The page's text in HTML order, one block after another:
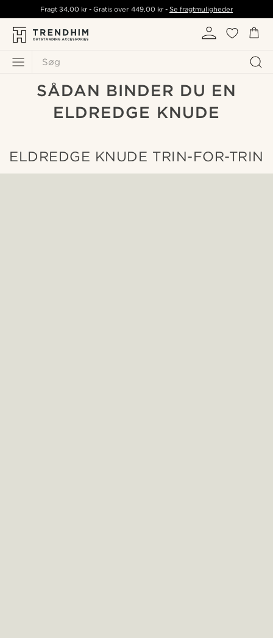
Søg
Fragt34,00 kr - Gratis over 449,00 kr- Se fragtmuligheder
SÅDAN BINDER DU EN
ELDREDGE KNUDE
ELDREDGE KNUDE TRIN-FOR-TRIN